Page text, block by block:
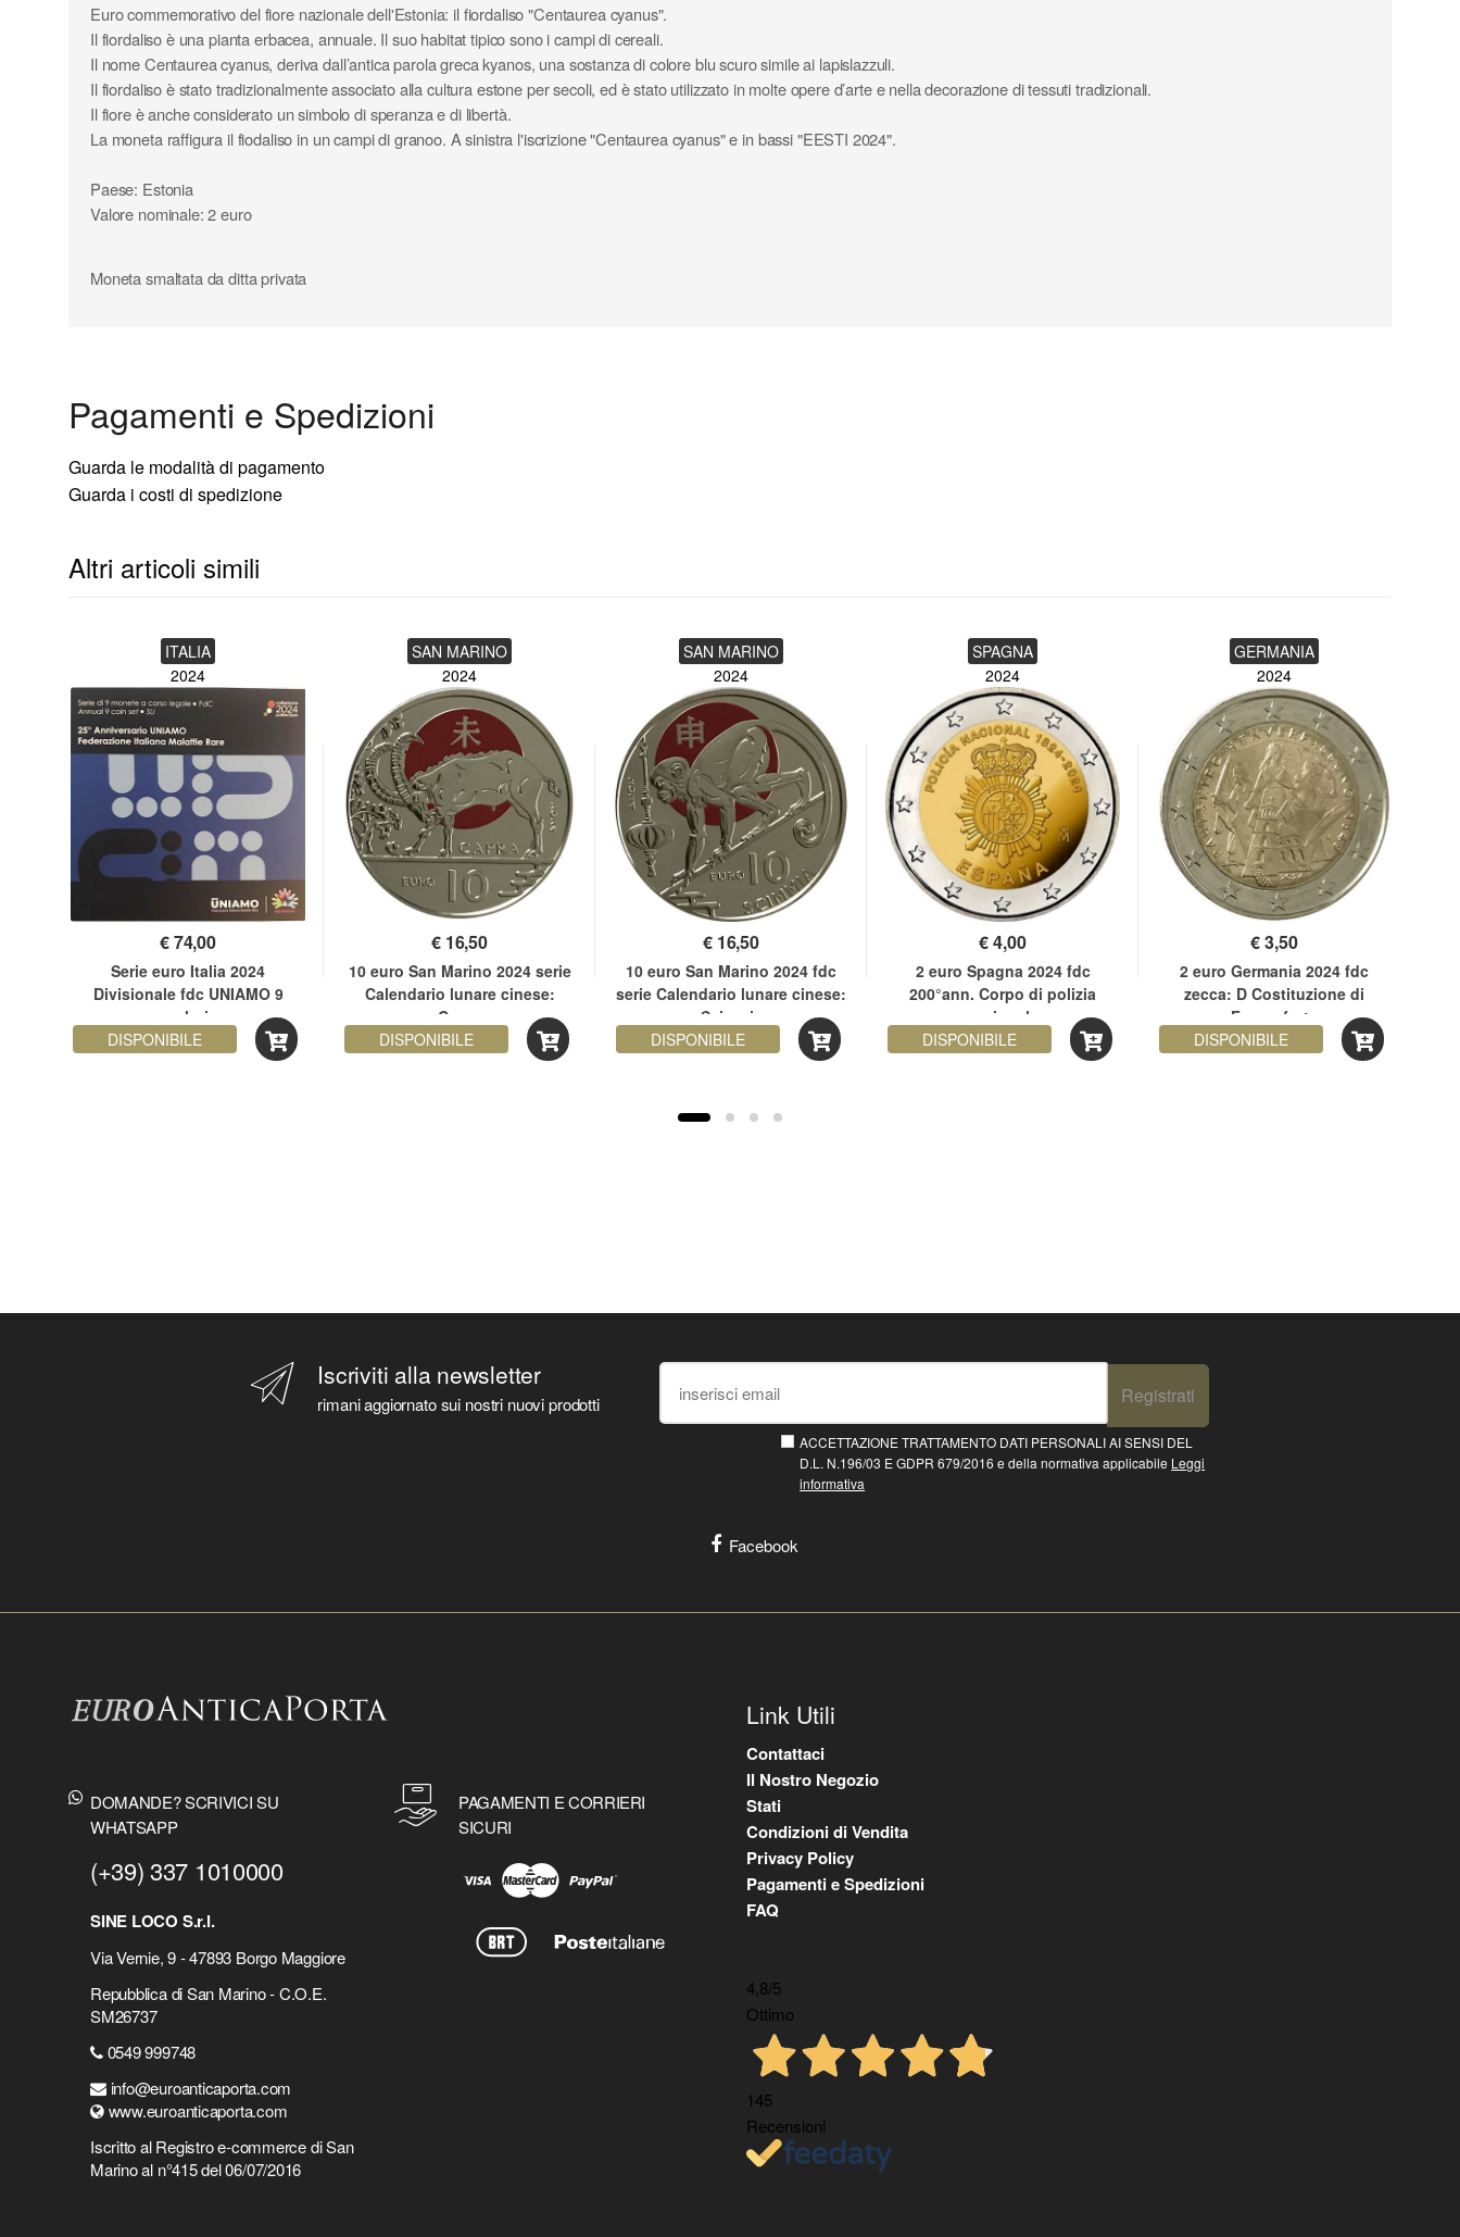
Euro commemorativo del fiore nazionale dell'Estonia: il fiordaliso "Centaurea cyanus".
Il fiordaliso è una pianta erbacea, annuale. Il suo habitat tipico sono i campi di cereali.
Il nome Centaurea cyanus, deriva dall’antica parola greca kyanos, una sostanza di colore blu scuro simile ai lapislazzuli.
Il fiordaliso è stato tradizionalmente associato alla cultura estone per secoli, ed è stato utilizzato in molte opere d’arte e nella decorazione di tessuti tradizionali.
Il fiore è anche considerato un simbolo di speranza e di libertà.
La moneta raffigura il fiodaliso in un campi di granoo. A sinistra l'iscrizione "Centaurea cyanus" e in bassi "EESTI 2024".
Paese: Estonia
Valore nominale: 2 euro
Composizione parte esterna: rame - nichel
Moneta smaltata da ditta privata
Pagamenti e Spedizioni
Guarda le modalità di pagamento
Guarda i costi di spedizione
Altri articoli simili
ITALIA
2024
€74,00
Serie euro Italia 2024
Divisionale fdc UNIAMO 9
valori
DISPONIBILE
SAN MARINO
2024
€ 16,50
10 euro San Marino 2024 serie
Calendario lunare cinese:
Capra
DISPONIBILE
SAN MARINO
2024
€ 16,50
10 euro San Marino 2024 fdc
serie Calendario lunare cinese:
Scimmia
DISPONIBILE
SPAGNA
2024
€4,00
2 euro Spagna 2024 fdc
200°ann. Corpo di polizia
nazionale
DISPONIBILE
GERMANIA
2024
€3,50
2 euro Germania 2024 fdc
zecca: D Costituzione di
Francoforte
DISPONIBILE
Iscriviti alla newsletter
rimani aggiornato sui nostri nuovi prodotti Registrati
ACCETTAZIONE TRATTAMENTO DATI PERSONALI AI SENSI DEL
D.L. N.196/03 E GDPR 679/2016 e della normativa applicabile Leggi
informativa
Facebook
DOMANDE? SCRIVICI SU
WHATSAPP
(+39) 337 1010000
SINE LOCO S.r.l.
Via Vernie, 9 - 47893 Borgo Maggiore
Repubblica di San Marino - C.O.E.
SM26737
0549 999748
info@euroanticaporta.com
www.euroanticaporta.com
Iscritto al Registro e-commerce di San
Marino al n°415 del 06/07/2016
PAGAMENTI E CORRIERI
SICURI
Link Utili
Contattaci
Il Nostro Negozio
Stati
Condizioni di Vendita
Privacy Policy
Pagamenti e Spedizioni
FAQ
4,8/5
Ottimo
145
Recensioni